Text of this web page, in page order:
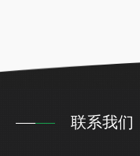
联系我们